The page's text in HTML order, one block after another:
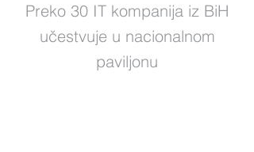
Preko 30 IT kompanija iz BiH
učestvuje u nacionalnom
paviljonu